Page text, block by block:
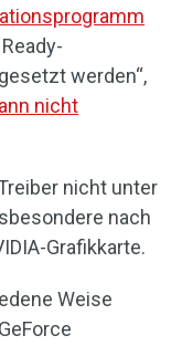
werden“,
nicht
nicht unter
nach
Grafikkarte.
Weise